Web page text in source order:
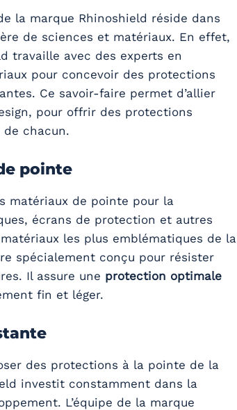
la marque Rhinoshield réside dans
de sciences et matériaux. En effet,
travaille avec des experts en
pour concevoir des protections
Ce savoir-faire permet d’allier
pour offrir des protections
de chacun.
pointe
matériaux de pointe pour la
écrans de protection et autres
matériaux les plus emblématiques de la
spécialement conçu pour résister
Il assure une protection optimale
fin et léger.
des protections à la pointe de la
investit constamment dans la
L’équipe de la marque